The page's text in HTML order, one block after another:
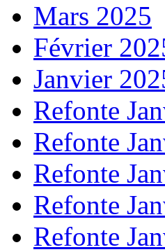
Mars 2025
Février
Janvier
Refonte
Refonte
Refonte
Refonte
Refonte